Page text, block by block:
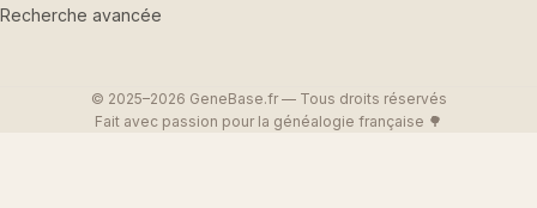
Recherche avancée
© 2025–2026 GeneBase.fr — Tous droits réservés
Fait avec passion pour la généalogie française 🌳